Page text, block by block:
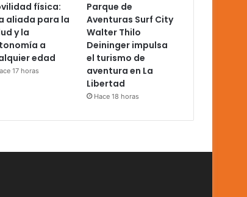
física:
aliada para la
y la
a
edad
17 horas
Parque de
Aventuras Surf City
Walter Thilo
Deininger impulsa
el turismo de
aventura en La
Libertad
Hace 18 horas